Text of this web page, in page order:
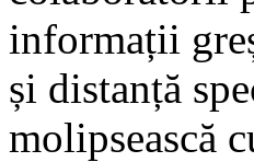
informații
și distanță
molipsească